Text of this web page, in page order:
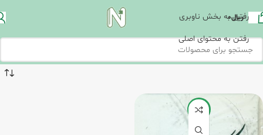
رفتن به بخش ناوبری
رفتن به محتوای اصلی
ریال0
-15%